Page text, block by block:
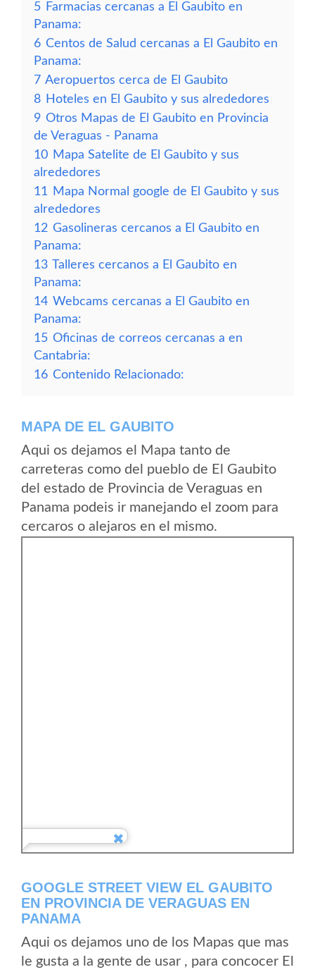
5 Farmacias cercanas a El Gaubito en
Panama:
6 Centos de Salud cercanas a El Gaubito en
Panama:
7 Aeropuertos cerca de El Gaubito
8 Hoteles en El Gaubito y sus alrededores
9 Otros Mapas de El Gaubito en Provincia
de Veraguas - Panama
10 Mapa Satelite de El Gaubito y sus
alrededores
11
Mapa Normal google de El Gaubito y sus
alrededores
12 Gasolineras cercanos a El Gaubito en
Panama:
13 Talleres cercanos a El Gaubito en
Panama:
14 Webcams cercanas a El Gaubito en
Panama:
15 Oficinas de correos cercanas a en
Cantabria:
16 Contenido Relacionado:
MAPA DE EL GAUBITO
Aqui os dejamos el Mapa tanto de
carreteras como del pueblo de El Gaubito
del estado de Provincia de Veraguas en
Panama podeis ir manejando el zoom para
cercaros o alejaros en el mismo.
GOOGLE STREET VIEW EL GAUBITO
EN PROVINCIA DE VERAGUAS EN
PANAMA
Aqui os dejamos uno de los Mapas que mas
le gusta a la gente de usar , para concocer El